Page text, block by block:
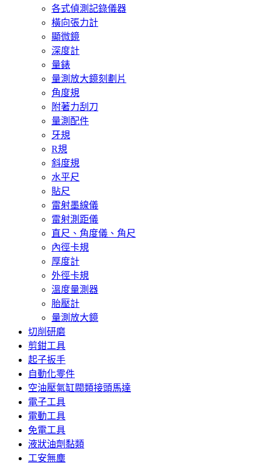
各式偵測記錄儀器
橫向張力計
顯微鏡
深度計
量錶
量測放大鏡刻劃片
角度規
附著力刮刀
量測配件
牙規
R規
斜度規
水平尺
貼尺
雷射墨線儀
雷射測距儀
直尺、角度儀、角尺
內徑卡規
厚度計
外徑卡規
溫度量測器
胎壓計
量測放大鏡
切削研磨
剪鉗工具
起子扳手
自動化零件
空油壓氣缸閥類接頭馬達
電子工具
電動工具
免電工具
液狀油劑黏類
工安無塵